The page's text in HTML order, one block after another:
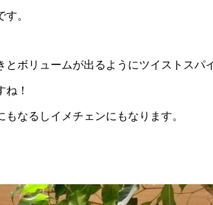
。
ボリュームが出るようにツイストスパ
！
なるしイメチェンにもなります。